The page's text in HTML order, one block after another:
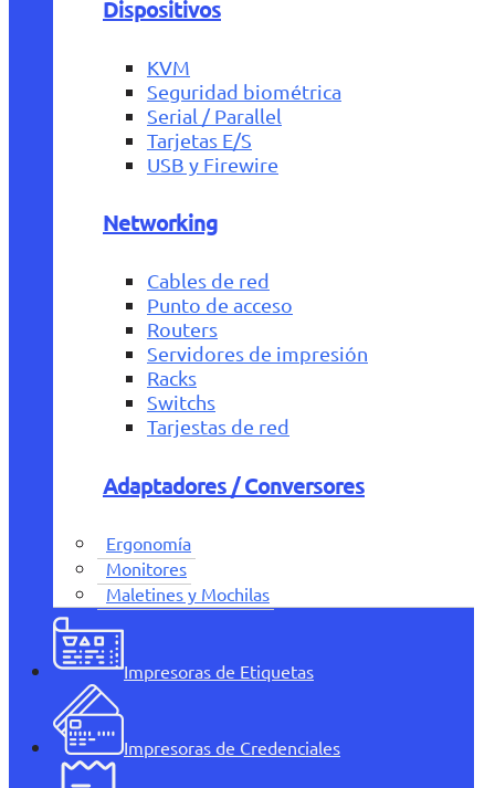
Dispositivos
KVM
Seguridad biométrica
Serial / Parallel
Tarjetas E/S
USB y Firewire
Networking
Cables de red
Punto de acceso
Routers
Servidores de impresión
Racks
Switchs
Tarjestas de red
Adaptadores / Conversores
Ergonomía
Monitores
Maletines y Mochilas
Impresoras de Etiquetas
Impresoras de Credenciales